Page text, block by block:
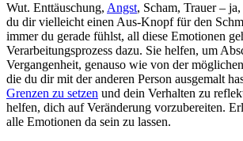
Wut. Enttäuschung, Angst, Scham, Trauer –
du dir vielleicht einen Aus-Knopf für den
immer du gerade fühlst, all diese Emotionen
Verarbeitungsprozess dazu. Sie helfen, um
Vergangenheit, genauso wie von der
die du dir mit der anderen Person ausgemalt
Grenzen zu setzen und dein Verhalten zu
helfen, dich auf Veränderung vorzubereiten.
alle Emotionen da sein zu lassen.